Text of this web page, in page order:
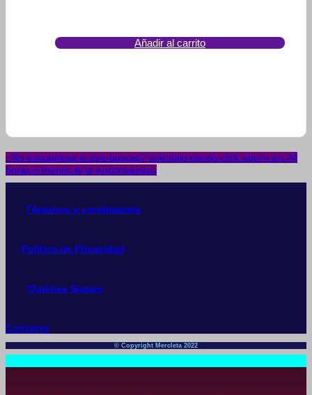
Añadir al carrito
¿No encuentras lo que buscas? solicítalo dando click aquí y en 24
horas o menos te lo encontramos.
Términos y condiciones
Política de Privacidad
Quiénes Somos
Contacto
© Copyright Mercleta 2022